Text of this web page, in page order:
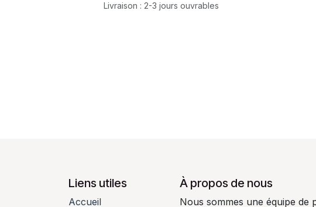
Livraison : 2-3 jours ouvrables
Liens utiles
Accueil
À propos de nous
Nous sommes une équipe de